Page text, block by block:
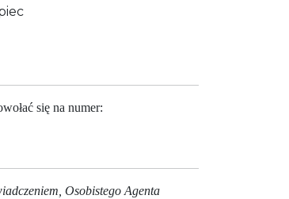
się na numer:
Osobistego Agenta